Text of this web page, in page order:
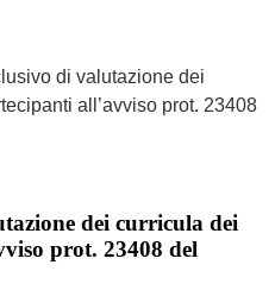
di valutazione dei
all’avviso prot. 23408
dei curricula dei
prot. 23408 del